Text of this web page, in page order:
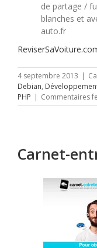
de partage /
blanches et
auto.fr
4 septembre 2013 |
Debian,
PHP | Commentaires
Carnet-